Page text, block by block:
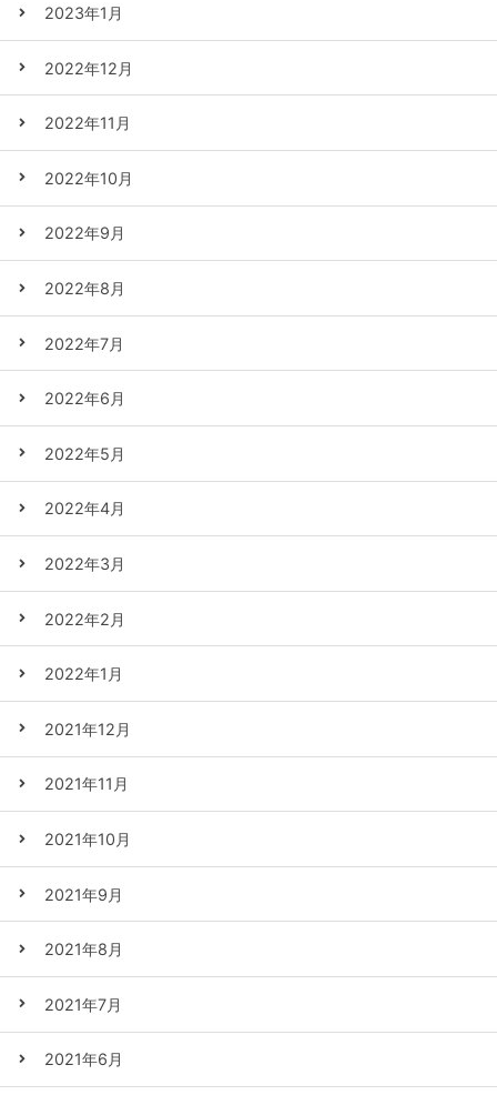
2023年1月
2022年12月
2022年11月
2022年10月
2022年9月
2022年8月
2022年7月
2022年6月
2022年5月
2022年4月
2022年3月
2022年2月
2022年1月
2021年12月
2021年11月
2021年10月
2021年9月
2021年8月
2021年7月
2021年6月